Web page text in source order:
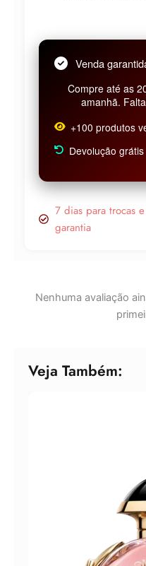
Venda
Compre até as
amanhã.
+100 produtos
Devolução
7 dias para trocas
garantia
Compre por
R$
6x deR$ 9,21
Nenhuma avaliação
Veja Também: